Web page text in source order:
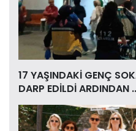
17 YAŞINDAKİ GENÇ
DARP EDİLDİ ARDINDAN